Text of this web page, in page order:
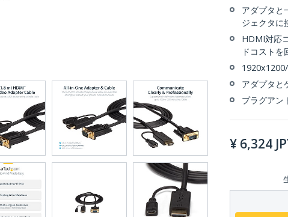
アダプタと
ジェクタに
HDMI対応
ドコストを
アダプタと
プラグアン
¥ 6,324